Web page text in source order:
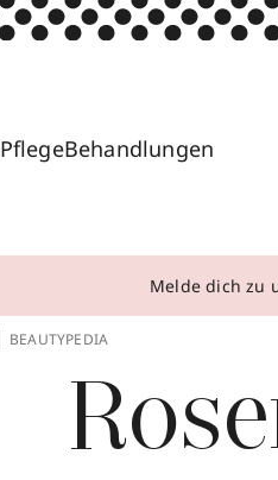
PflegeBehandlungen
Melde dich zu
BEAUTYPEDIA